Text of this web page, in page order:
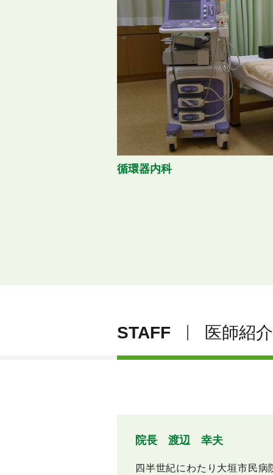
循環器内科
STAFF 医師紹介
院長 渡辺 幸夫
四半世紀にわたり大垣市民